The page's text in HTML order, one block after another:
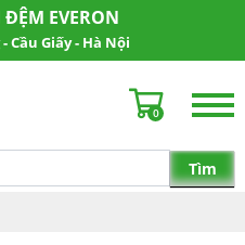
EVERON
Cầu Giấy - Hà Nội
0